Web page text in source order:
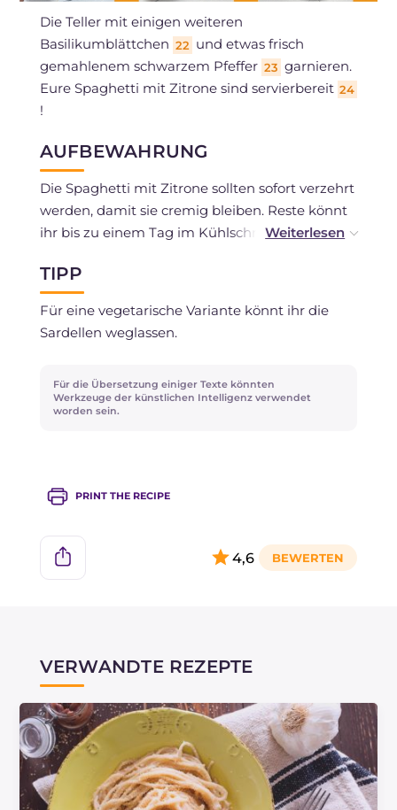
Die Teller mit einigen weiteren
Basilikumblättchen 22 und etwas frisch
gemahlenem schwarzem Pfeffer 23 garnieren.
Eure Spaghetti mit Zitrone sind servierbereit 24
!
AUFBEWAHRUNG
Die Spaghetti mit Zitrone sollten sofort verzehrt
werden, damit sie cremig bleiben. Reste könnt
ihr bis zu einem Tag im Kühlschrank
heißem Wasser erwärmen und erneut
verrühren, um sie zu binden.
TIPP
Für eine vegetarische Variante könnt ihr die
Sardellen weglassen.
Für die Übersetzung einiger Texte könnten
Werkzeuge der künstlichen Intelligenz verwendet
worden sein.
PRINT THE RECIPE
4,6
VERWANDTE REZEPTE